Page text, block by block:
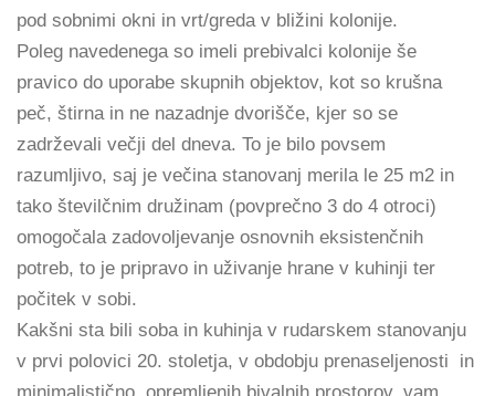
pod sobnimi okni in vrt/greda v bližini kolonije.
Poleg navedenega so imeli prebivalci kolonije še
pravico do uporabe skupnih objektov, kot so krušna
peč, štirna in ne nazadnje dvorišče, kjer so se
zadrževali večji del dneva. To je bilo povsem
razumljivo, saj je večina stanovanj merila le 25 m2 in
tako številčnim družinam (povprečno 3 do 4 otroci)
omogočala zadovoljevanje osnovnih eksistenčnih
potreb, to je pripravo in uživanje hrane v kuhinji ter
počitek v sobi.
Kakšni sta bili soba in kuhinja v rudarskem stanovanju
v prvi polovici 20. stoletja, v obdobju prenaseljenosti in
minimalistično opremljenih bivalnih prostorov, vam